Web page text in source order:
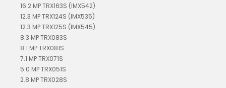
16.2 MP TRX163S (IMX542)
12.3 MP TRX124S (IMX535)
12.3 MP TRX125S (IMX545)
8.3 MP TRX083S
8.1 MP TRX081S
7.1 MP TRX071S
5.0 MP TRX051S
2.8 MP TRX028S